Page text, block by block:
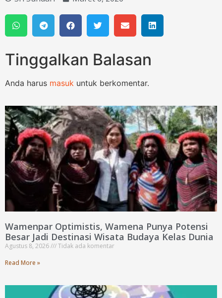
Tinggalkan Balasan
Anda harus masuk untuk berkomentar.
Wamenpar Optimistis, Wamena Punya Potensi
Besar Jadi Destinasi Wisata Budaya Kelas Dunia
Agustus 8, 2026
Tidak ada komentar
Read More »